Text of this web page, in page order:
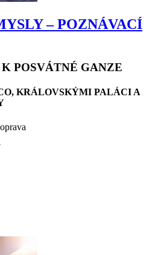
– POZNÁVACÍ
POSVÁTNÉ GANZE
KRÁLOVSKÝMI PALÁCI A